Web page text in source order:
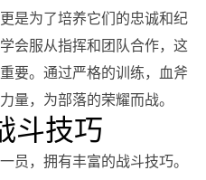
是为了培养它们的忠诚和纪
会服从指挥和团队合作，这
要。通过严格的训练，血斧
量，为部落的荣耀而战。
斗技巧
员，拥有丰富的战斗技巧。